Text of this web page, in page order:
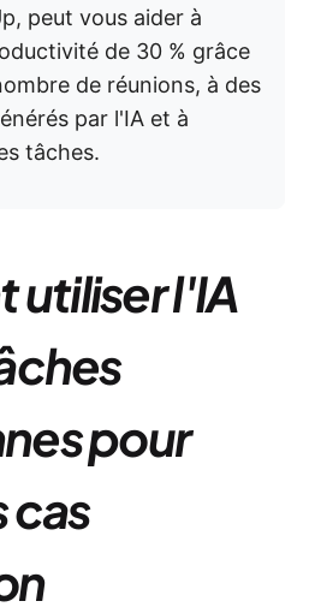
peut vous aider à
de 30 % grâce
de réunions, à des
par l'IA et à
tâches.
utiliser l'IA
pour